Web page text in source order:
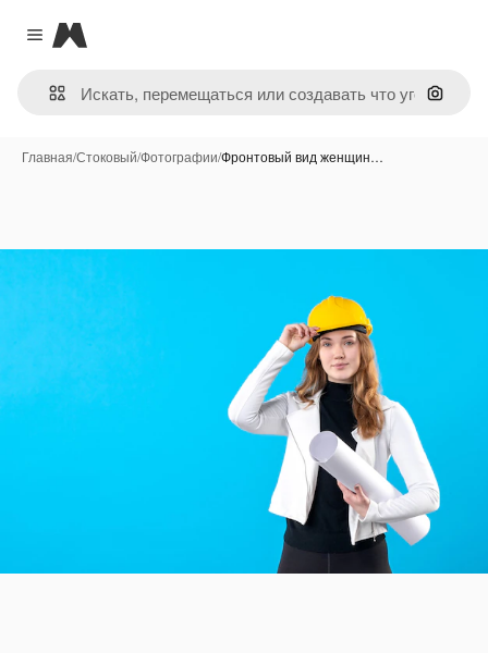
Close menu
Magnific
Поиск
Главная/Стоковый/Фотографии/Фронтовый вид женщин…